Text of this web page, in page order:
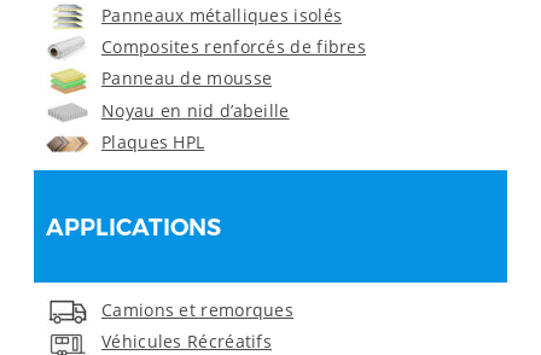
Panneaux métalliques isolés
Composites renforcés de fibres
Panneau de mousse
Noyau en nid d’abeille
Plaques HPL
APPLICATIONS
Camions et remorques
Véhicules Récréatifs